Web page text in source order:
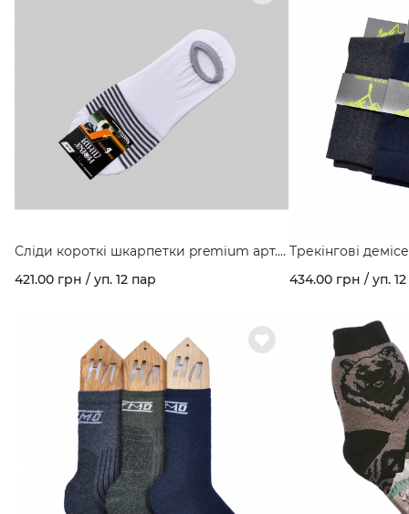
Сліди короткі шкарпетки premium арт.
421.00 грн / уп. 12 пар
Трекінгові
434.00 грн / уп.